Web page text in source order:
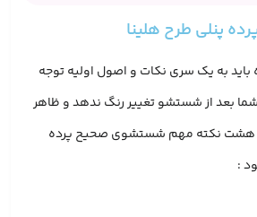
پنلی طرح هلینا
به یک سری نکات و اصول اولیه توجه
شما بعد از شستشو تغییر رنگ ندهد و ظاهر
هشت نکته مهم شستشوی صحیح پرده
: